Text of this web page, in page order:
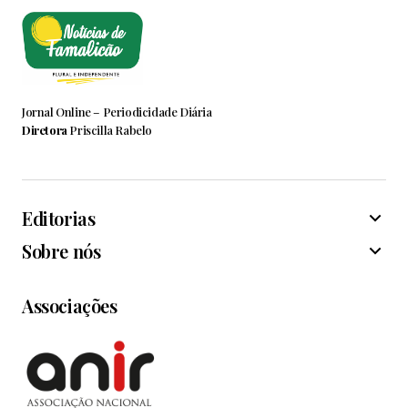
Jornal Online – Periodicidade Diária
Diretora Priscilla Rabelo
Editorias
Sobre nós
Associações